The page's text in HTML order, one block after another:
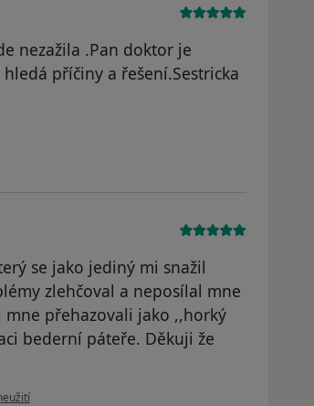
nezažila .Pan doktor je
příčiny a řešení.Sestricka
se jako jediný mi snažil
zlehčoval a neposílal mne
přehazovali jako ,,horký
bederní páteře. Děkuji že
uživatele AL